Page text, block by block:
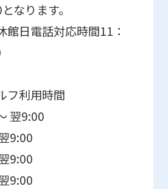
なります。
日電話対応時間11：
フ利用時間
翌9:00
9:00
9:00
9:00